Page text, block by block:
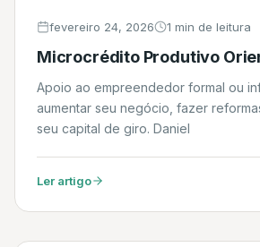
fevereiro 24, 2026 1 min de leitura
Microcrédito Produtivo
Apoio ao empreendedor formal ou
aumentar seu negócio, fazer
seu capital de giro. Daniel
Ler artigo